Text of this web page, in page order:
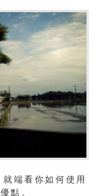
端看你如何使用
點。